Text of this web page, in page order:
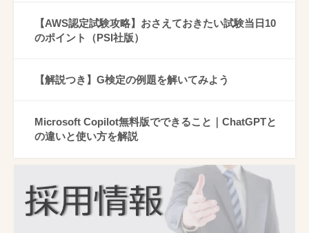
【AWS認定試験攻略】おさえておきたい試験当日10
のポイント（PSI社版）
【解説つき】G検定の例題を解いてみよう
Microsoft Copilot無料版でできること｜ChatGPTと
の違いと使い方を解説